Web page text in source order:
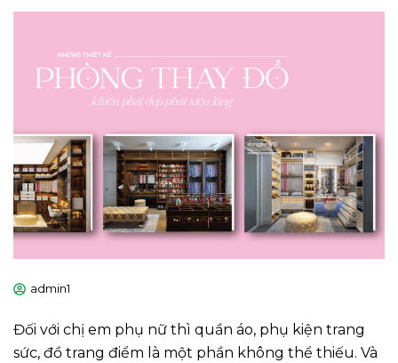
admin1
Đối với chị em phụ nữ thì quần áo, phụ kiện trang
sức, đồ trang điểm là một phần không thể thiếu. Và